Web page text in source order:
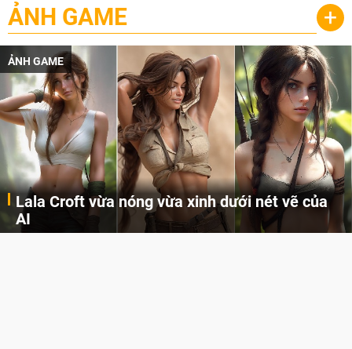
ẢNH GAME +
ẢNH GAME
Lala Croft vừa nóng vừa xinh dưới nét vẽ của
AI